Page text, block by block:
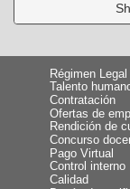
Régimen Legal
Talento
Contratación
Ofertas de
Rendición de
Concurso
Pago Virtual
Control interno
Calidad